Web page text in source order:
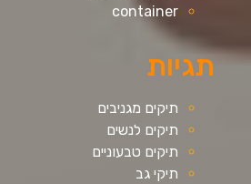
container
תגיות
תיקים מגניבים
תיקים לנשים
תיקים טבעוניים
תיקי גב